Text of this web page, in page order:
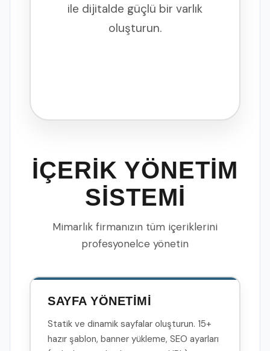
ile dijitalde güçlü bir varlık
oluşturun.
İÇERİK YÖNETİM
SİSTEMİ
Mimarlık firmanızın tüm içeriklerini
profesyonelce yönetin
SAYFA YÖNETİMİ
Statik ve dinamik sayfalar oluşturun. 15+
hazır şablon, banner yükleme, SEO ayarları